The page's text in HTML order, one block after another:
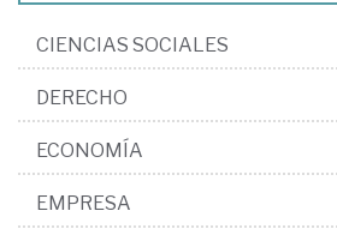
CIENCIAS SOCIALES
DERECHO
ECONOMÍA
EMPRESA